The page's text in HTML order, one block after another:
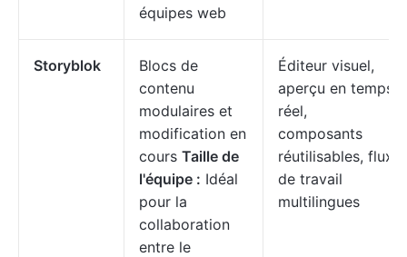
équipes web
Storyblok
Blocs de
contenu
modulaires et
modification en
cours Taille de
l'équipe : Idéal
pour la
collaboration
entre le
Éditeur visuel,
aperçu en temps
réel,
composants
réutilisables, flux
de travail
multilingues